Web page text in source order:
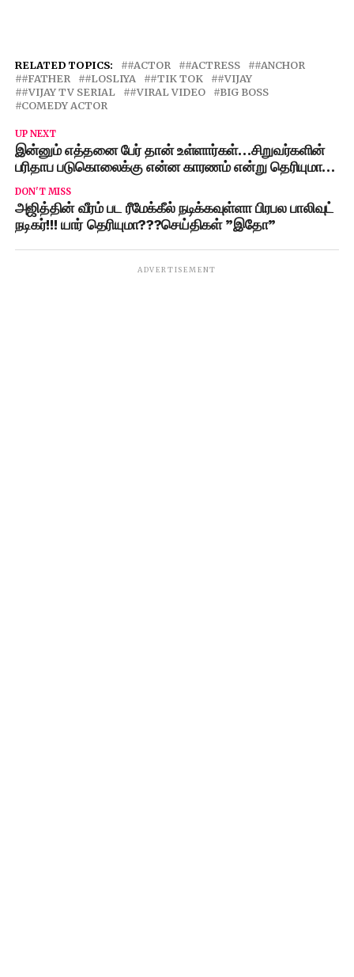
RELATED TOPICS: #ACTOR #ACTRESS
#ANCHOR
#FATHER
#LOSLIYA #TIK TOK
#VIJAY
#VIJAY TV SERIAL
#VIRAL VIDEO
BIG BOSS
COMEDY ACTOR
UP NEXT
இன்னும் எத்தனை பேர் தான் உள்ளார்கள்…சிறுவர்களின்
பரிதாப படுகொலைக்கு என்ன காரணம் என்று தெரியுமா…
DON'T MISS
அஜித்தின் வீரம் பட ரீமேக்கீல் நடிக்கவுள்ளா பிரபல பாலிவுட்
நடிகர்!!! யார் தெரியுமா???செய்திகள் ”இதோ”
ADVERTISEMENT